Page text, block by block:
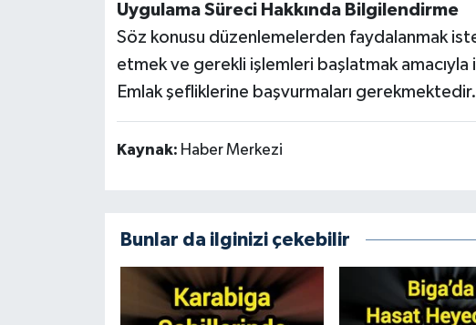
Uygulama Süreci Hakkında Bilgilendirme
Söz konusu düzenlemelerden faydalanmak
etmek ve gerekli işlemleri başlatmak
Emlak şefliklerine başvurmaları gerekmektedir.
Kaynak: Haber Merkezi
Bunlar da ilginizi çekebilir